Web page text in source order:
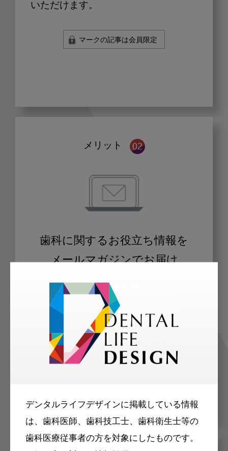
デンタルライフデザインに掲載している情報
は、歯科医師、歯科技工士、歯科衛生士等の
歯科医療従事者の方を対象にしたものです。
いただけます。
マークの記事は会員限定
メリット
歯科に関するお役立ち情報を
メールマガジンでお届け
ご登録いただいた職種（歯科医師、歯
科衛生士、歯科技工士）に合わせた内
容のメールマガジンをお届けします。